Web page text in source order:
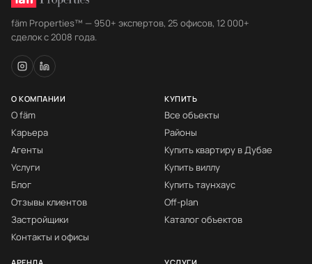
fäm Properties™ — 950+ экспертов, 25 офисов, 12 000+
сделок с 2008 года.
О КОМПАНИИ
О fäm
Карьера
Агенты
Услуги
Блог
Отзывы клиентов
Застройщики
Контакты и офисы
КУПИТЬ
Все объекты
Районы
Купить квартиру в Дубае
Купить виллу
Купить таунхаус
Off-plan
Каталог объектов